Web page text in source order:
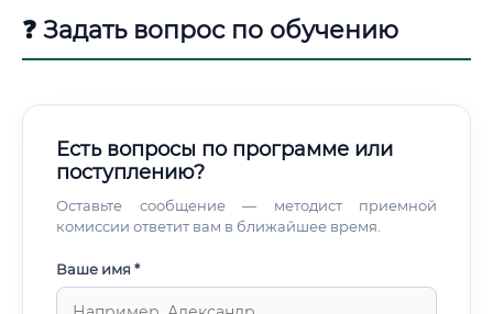
❓ Задать вопрос по обучению
Есть вопросы по программе или
поступлению?
Оставьте сообщение — методист приемной
комиссии ответит вам в ближайшее время.
Ваше имя *